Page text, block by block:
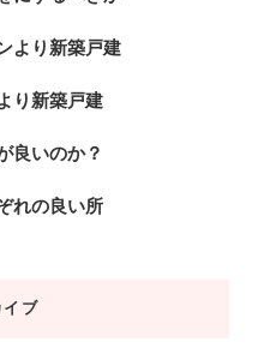
より新築戸建
り新築戸建
良いのか？
れの良い所
イブ